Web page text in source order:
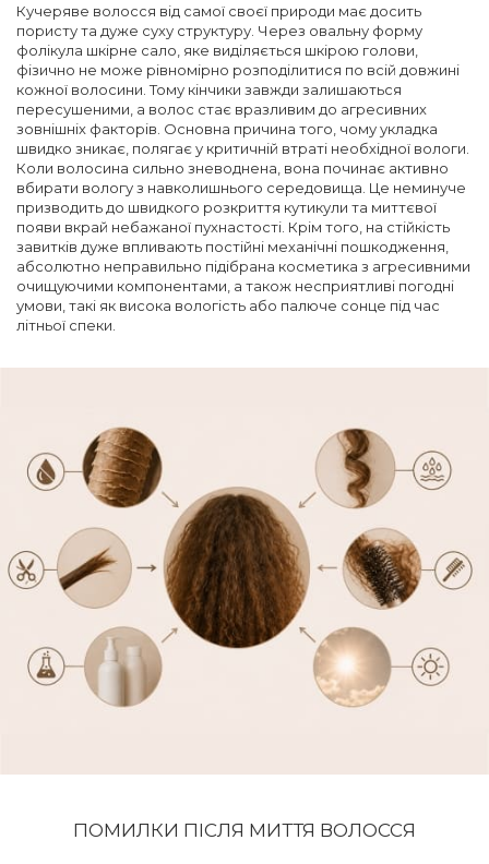
Кучеряве волосся від самої своєї природи має досить
пористу та дуже суху структуру. Через овальну форму
фолікула шкірне сало, яке виділяється шкірою голови,
фізично не може рівномірно розподілитися по всій довжині
кожної волосини. Тому кінчики завжди залишаються
пересушеними, а волос стає вразливим до агресивних
зовнішніх факторів. Основна причина того, чому укладка
швидко зникає, полягає у критичній втраті необхідної вологи.
Коли волосина сильно зневоднена, вона починає активно
вбирати вологу з навколишнього середовища. Це неминуче
призводить до швидкого розкриття кутикули та миттєвої
появи вкрай небажаної пухнастості. Крім того, на стійкість
завитків дуже впливають постійні механічні пошкодження,
абсолютно неправильно підібрана косметика з агресивними
очищуючими компонентами, а також несприятливі погодні
умови, такі як висока вологість або палюче сонце під час
літньої спеки.
ПОМИЛКИ ПІСЛЯ МИТТЯ ВОЛОССЯ